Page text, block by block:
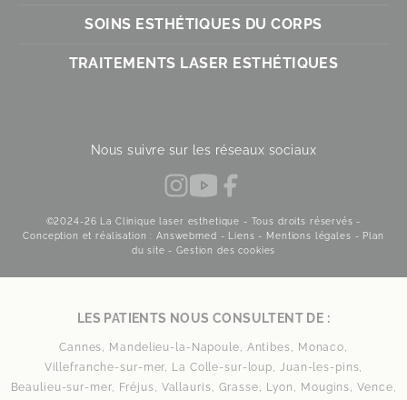
SOINS ESTHÉTIQUES DU CORPS
TRAITEMENTS LASER ESTHÉTIQUES
Nous suivre sur les réseaux sociaux
©2024-26 La Clinique laser esthetique - Tous droits réservés -
Conception et réalisation : Answebmed - Liens - Mentions légales - Plan
du site -Gestion des cookies
LES PATIENTS NOUS CONSULTENT DE :
Cannes, Mandelieu-la-Napoule, Antibes, Monaco,
Villefranche-sur-mer, La Colle-sur-loup, Juan-les-pins,
Beaulieu-sur-mer, Fréjus, Vallauris, Grasse, Lyon, Mougins, Vence,